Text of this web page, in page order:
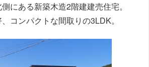
にある新築木造2階建建売住宅。
コンパクトな間取りの3LDK。